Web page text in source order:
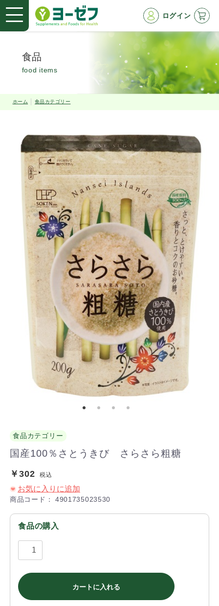
ログイン
食品
food items
ホーム 食品カテゴリー
食品カテゴリー
国産100％さとうきび さらさら粗糖
￥302 税込
お気に入りに追加
商品コード： 4901735023530
食品の購入
カートに入れる